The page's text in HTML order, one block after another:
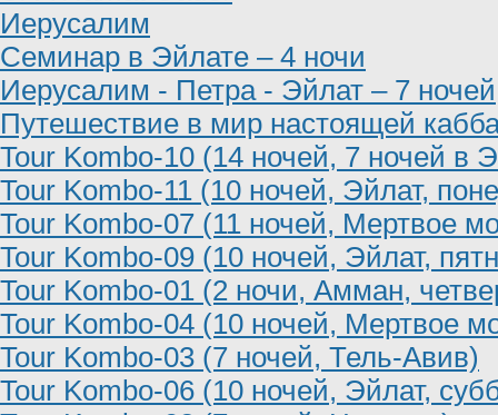
Иерусалим
Семинар в Эйлате – 4 ночи
Иерусалим - Петра - Эйлат – 7 ночей
Путешествие в мир настоящей
Tour Kombo-10 (14 ночей, 7 ночей в
Tour Kombo-11 (10 ночей, Эйлат,
Tour Kombo-07 (11 ночей, Мертвое
Tour Kombo-09 (10 ночей, Эйлат,
Tour Kombo-01 (2 ночи, Амман,
Tour Kombo-04 (10 ночей, Мертвое
Tour Kombo-03 (7 ночей, Тель-Авив)
Tour Kombo-06 (10 ночей, Эйлат,